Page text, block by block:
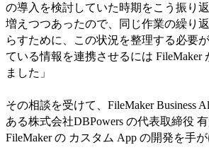
の導入を検討していた時期をこう振り
増えつつあったので、同じ作業の繰り
らすために、この状況を整理する必要
ている情報を連携させるには FileMaker
ました」
その相談を受けて、FileMaker Business
ある株式会社DBPowers の代表取締役
FileMaker の カスタム App の開発を手が